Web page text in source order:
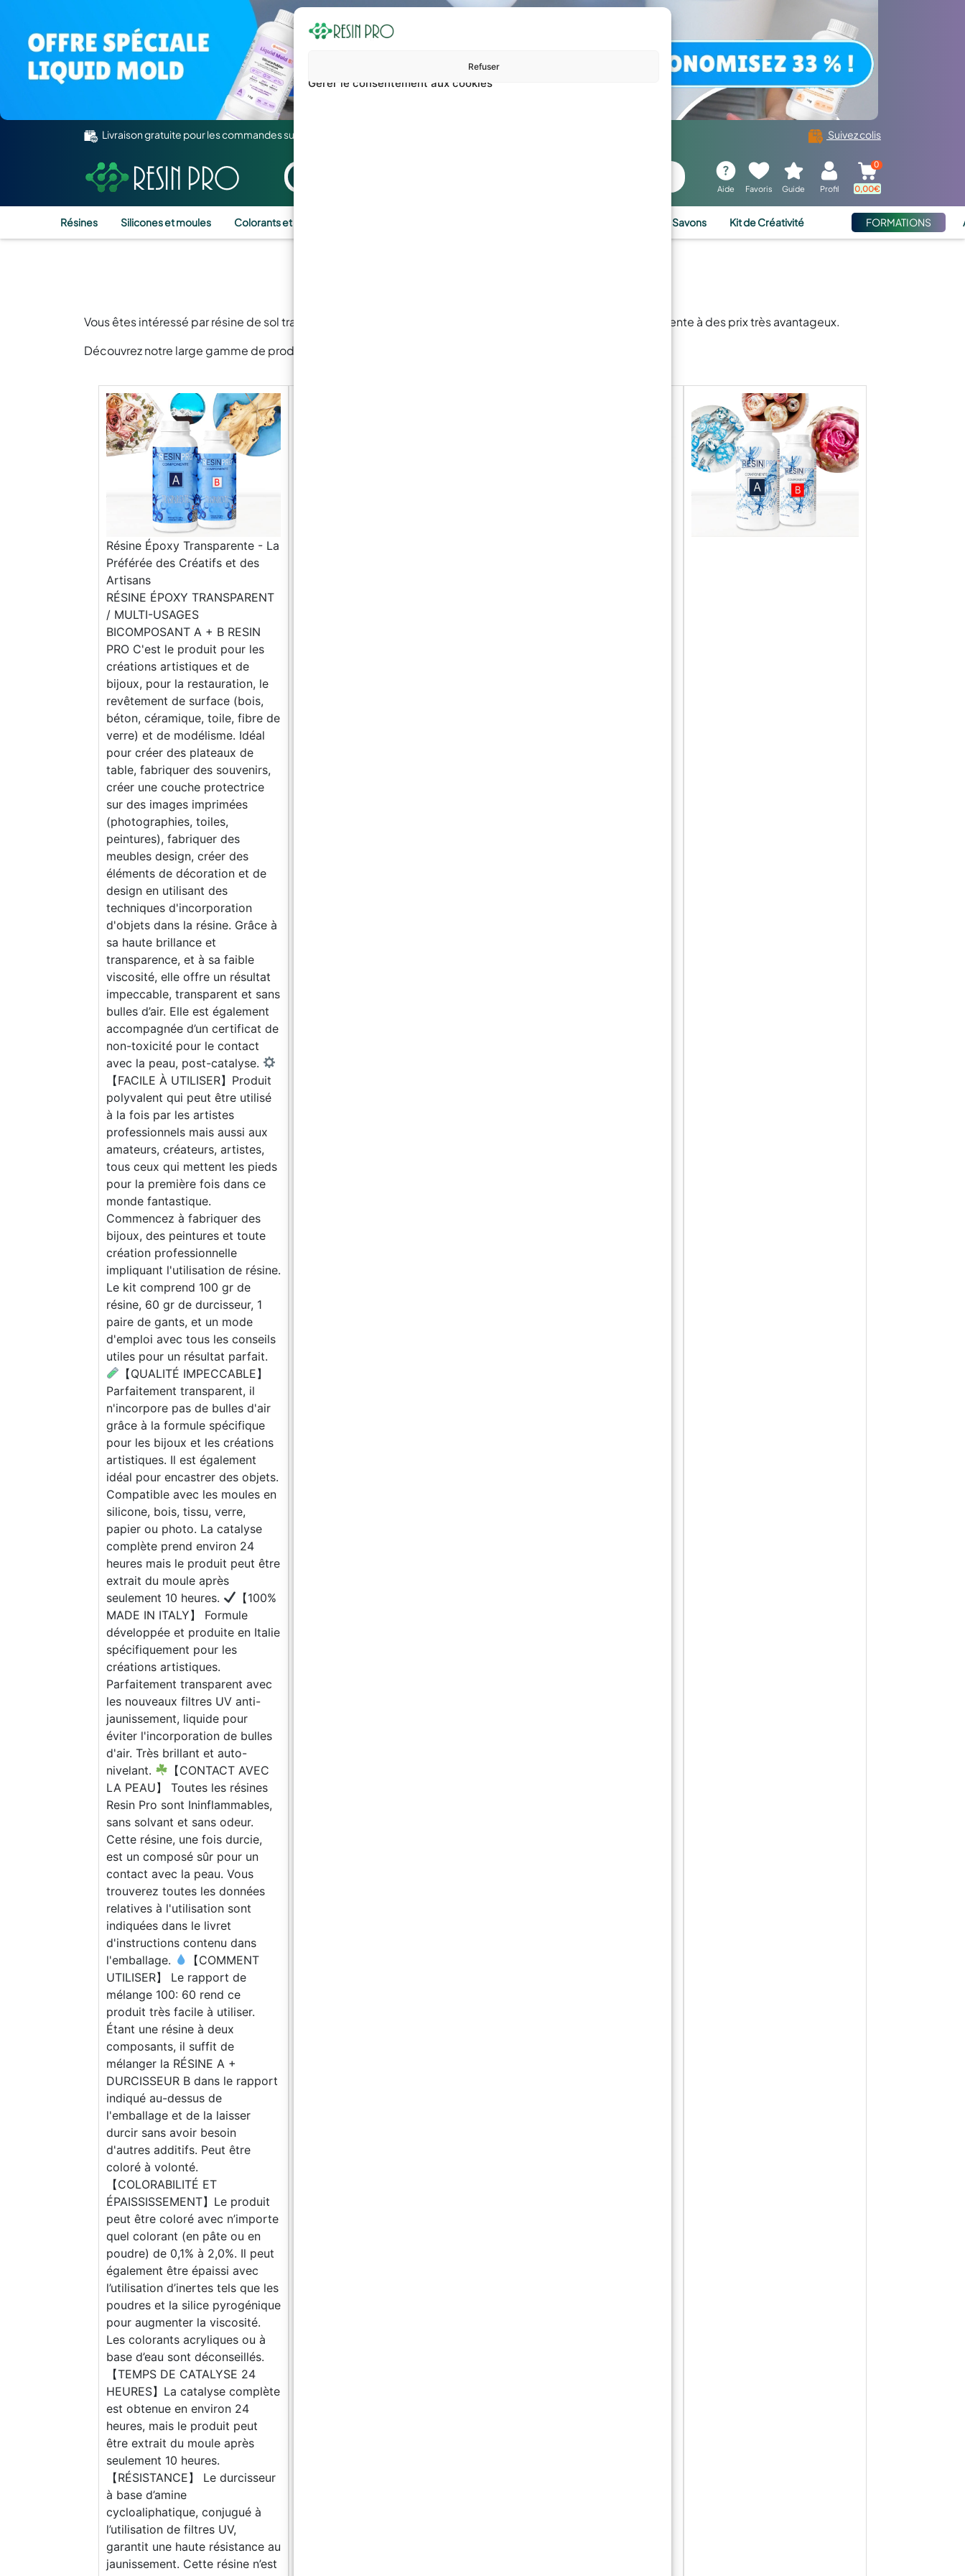
Gérer le consentement aux cookies
Refuser
Livraison gratuite pour les commandes supérieures à 99 € Suivez colis
Aide Favoris Guide Profil
0
0,00€
Résines Silicones et moules Colorants et Pigments Bougies et Savons Kit de Créativité FORMATIONS
Vous êtes intéressé par résine de sol transparente ? Sur RESIN PRO, vous pouvez trouver résine de sol transparente à des prix très avantageux.
Découvrez notre large gamme de produits pour vos besoins créatifs et professionnels :
Résine Époxy Transparente - La
Préférée des Créatifs et des
Artisans
RÉSINE ÉPOXY TRANSPARENT
/ MULTI-USAGES
BICOMPOSANT A + B RESIN
PRO C'est le produit pour les
créations artistiques et de
bijoux, pour la restauration, le
revêtement de surface (bois,
béton, céramique, toile, fibre de
verre) et de modélisme. Idéal
pour créer des plateaux de
table, fabriquer des souvenirs,
créer une couche protectrice
sur des images imprimées
(photographies, toiles,
peintures), fabriquer des
meubles design, créer des
éléments de décoration et de
design en utilisant des
techniques d'incorporation
d'objets dans la résine. Grâce à
sa haute brillance et
transparence, et à sa faible
viscosité, elle offre un résultat
impeccable, transparent et sans
bulles d’air. Elle est également
accompagnée d’un certificat de
non-toxicité pour le contact
avec la peau, post-catalyse.
【FACILE À UTILISER】Produit
polyvalent qui peut être utilisé
à la fois par les artistes
professionnels mais aussi aux
amateurs, créateurs, artistes,
tous ceux qui mettent les pieds
pour la première fois dans ce
monde fantastique.
Commencez à fabriquer des
bijoux, des peintures et toute
création professionnelle
impliquant l'utilisation de résine.
Le kit comprend 100 gr de
résine, 60 gr de durcisseur, 1
paire de gants, et un mode
d'emploi avec tous les conseils
utiles pour un résultat parfait.
【QUALITÉ IMPECCABLE】
Parfaitement transparent, il
n'incorpore pas de bulles d'air
grâce à la formule spécifique
pour les bijoux et les créations
artistiques. Il est également
idéal pour encastrer des objets.
Compatible avec les moules en
silicone, bois, tissu, verre,
papier ou photo. La catalyse
complète prend environ 24
heures mais le produit peut être
extrait du moule après
seulement 10 heures.
【100%
MADE IN ITALY】 Formule
développée et produite en Italie
spécifiquement pour les
créations artistiques.
Parfaitement transparent avec
les nouveaux filtres UV anti-
jaunissement, liquide pour
éviter l'incorporation de bulles
d'air. Très brillant et auto-
nivelant.
【CONTACT AVEC
LA PEAU】 Toutes les résines
Resin Pro sont Ininflammables,
sans solvant et sans odeur.
Cette résine, une fois durcie,
est un composé sûr pour un
contact avec la peau. Vous
trouverez toutes les données
relatives à l'utilisation sont
indiquées dans le livret
d'instructions contenu dans
l'emballage.
【COMMENT
UTILISER】 Le rapport de
mélange 100: 60 rend ce
produit très facile à utiliser.
Étant une résine à deux
composants, il suffit de
mélanger la RÉSINE A +
DURCISSEUR B dans le rapport
indiqué au-dessus de
l'emballage et de la laisser
durcir sans avoir besoin
d'autres additifs. Peut être
coloré à volonté.
【COLORABILITÉ ET
ÉPAISSISSEMENT】Le produit
peut être coloré avec n’importe
quel colorant (en pâte ou en
poudre) de 0,1% à 2,0%. Il peut
également être épaissi avec
l’utilisation d’inertes tels que les
poudres et la silice pyrogénique
pour augmenter la viscosité.
Les colorants acryliques ou à
base d’eau sont déconseillés.
【TEMPS DE CATALYSE 24
HEURES】La catalyse complète
est obtenue en environ 24
heures, mais le produit peut
être extrait du moule après
seulement 10 heures.
【RÉSISTANCE】 Le durcisseur
à base d’amine
cycloaliphatique, conjugué à
l’utilisation de filtres UV,
garantit une haute résistance au
jaunissement. Cette résine n’est